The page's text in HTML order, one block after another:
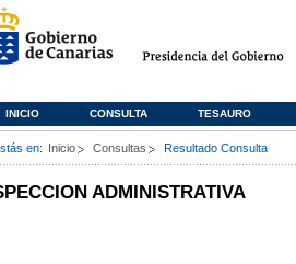
INICIO CONSULTA TESAURO
en: Inicio Consultas Resultado Consulta
ADMINISTRATIVA